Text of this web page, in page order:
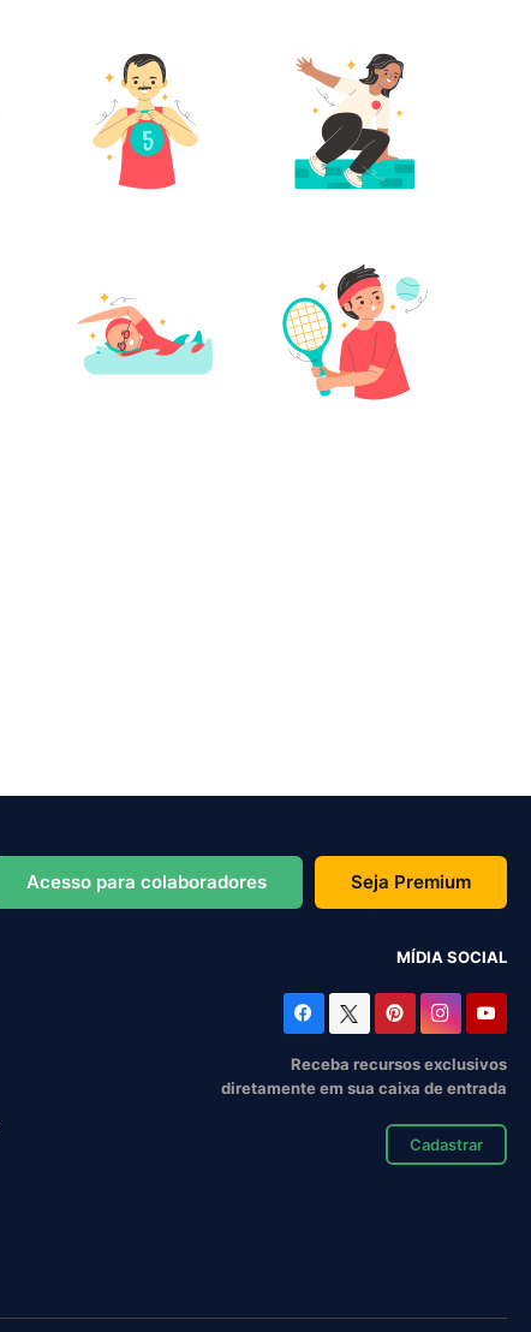
Acesso para colaboradores Seja Premium
MÍDIA SOCIAL
Receba recursos exclusivos
diretamente em sua caixa de entrada
Cadastrar